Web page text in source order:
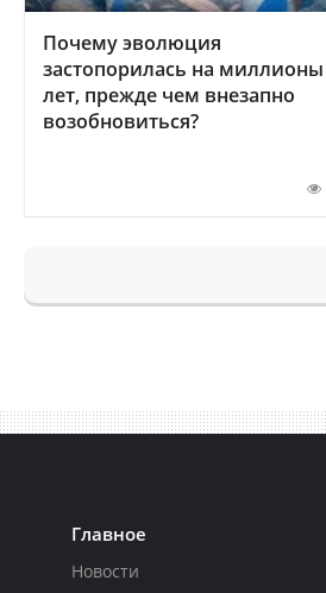
Почему эволюция
застопорилась на миллионы
лет, прежде чем внезапно
возобновиться?
Главное
Новости